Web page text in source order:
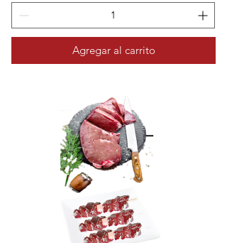
Agregar al carrito